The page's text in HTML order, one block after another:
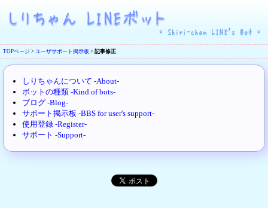
TOPページ > ユーザサポート掲示板 > 記事修正
しりちゃんについて -About-
ボットの種類 -Kind of bots-
ブログ -Blog-
サポート掲示板 -BBS for user's support-
使用登録 -Register-
サポート -Support-